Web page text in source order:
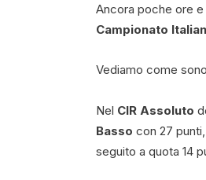
Ancora poche ore
Campionato
Vediamo come
Nel CIR Assoluto
Basso con 27
seguito a quota 14